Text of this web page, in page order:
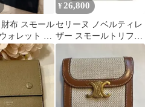
布 スモール
ォレット ト
レー
¥ 26,800
セリーヌ ノベルティレ
ザー スモールトリフォ
ールド コンパクトウォ
レット 3折り